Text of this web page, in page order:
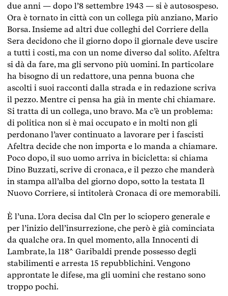
due anni — dopo l’8 settembre 1943 — si è autosospeso.
Ora è tornato in città con un collega più anziano, Mario
Borsa. Insieme ad altri due colleghi del Corriere della
Sera decidono che il giorno dopo il giornale deve uscire
a tutti i costi, ma con un nome diverso dal solito. Afeltra
si dà da fare, ma gli servono più uomini. In particolare
ha bisogno di un redattore, una penna buona che
ascolti i suoi racconti dalla strada e in redazione scriva
il pezzo. Mentre ci pensa ha già in mente chi chiamare.
Si tratta di un collega, uno bravo. Ma c’è un problema:
di politica non si è mai occupato e in molti non gli
perdonano l’aver continuato a lavorare per i fascisti
Afeltra decide che non importa e lo manda a chiamare.
Poco dopo, il suo uomo arriva in bicicletta: si chiama
Dino Buzzati, scrive di cronaca, e il pezzo che manderà
in stampa all’alba del giorno dopo, sotto la testata Il
Nuovo Corriere, si intitolerà Cronaca di ore memorabili.
È l’una. L’ora decisa dal Cln per lo sciopero generale e
per l’inizio dell’insurrezione, che però è già cominciata
da qualche ora. In quel momento, alla Innocenti di
Lambrate, la 118^ Garibaldi prende possesso degli
stabilimenti e arresta 15 repubblichini. Vengono
approntate le difese, ma gli uomini che restano sono
troppo pochi.